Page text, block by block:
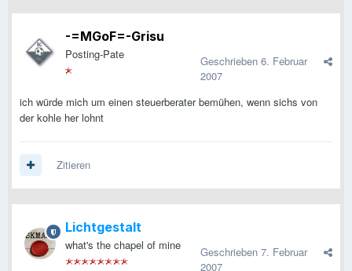
-=MGoF=-Grisu
Posting-Pate Geschrieben 6. Februar
2007
ich würde mich um einen steuerberater bemühen, wenn sichs von
der kohle her lohnt
Zitieren
Lichtgestalt
what's the chapel of mine Geschrieben 7. Februar
2007